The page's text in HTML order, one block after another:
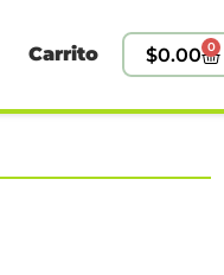
Carrito $0.00 0